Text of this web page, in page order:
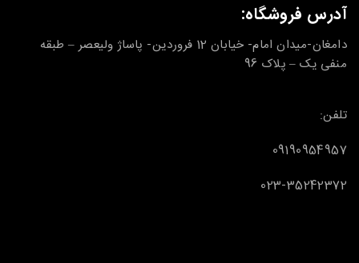
آدرس فروشگاه:
دامغان-میدان امام- خیابان 12 فروردین- پاساژ ولیعصر – طبقه
منفی یک – پلاک 96
تلفن:
09190954957
023-35242372